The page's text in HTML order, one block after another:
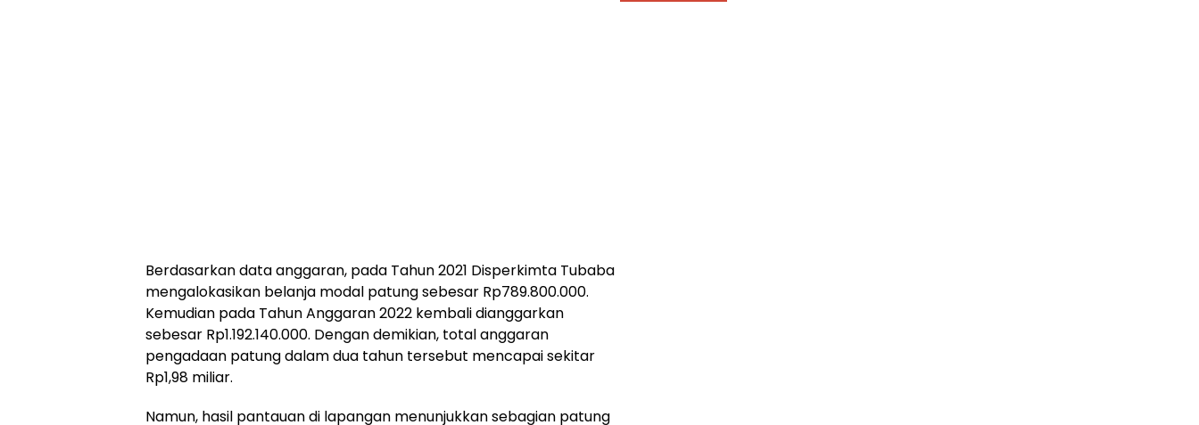
Berdasarkan data anggaran, pada Tahun 2021 Disperkimta Tubaba
mengalokasikan belanja modal patung sebesar Rp789.800.000.
Kemudian pada Tahun Anggaran 2022 kembali dianggarkan
sebesar Rp1.192.140.000. Dengan demikian, total anggaran
pengadaan patung dalam dua tahun tersebut mencapai sekitar
Rp1,98 miliar.
Namun, hasil pantauan di lapangan menunjukkan sebagian patung